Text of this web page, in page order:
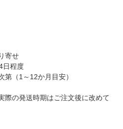
寄せ
日程度
（1～12か月目安）
際の発送時期はご注文後に改めて